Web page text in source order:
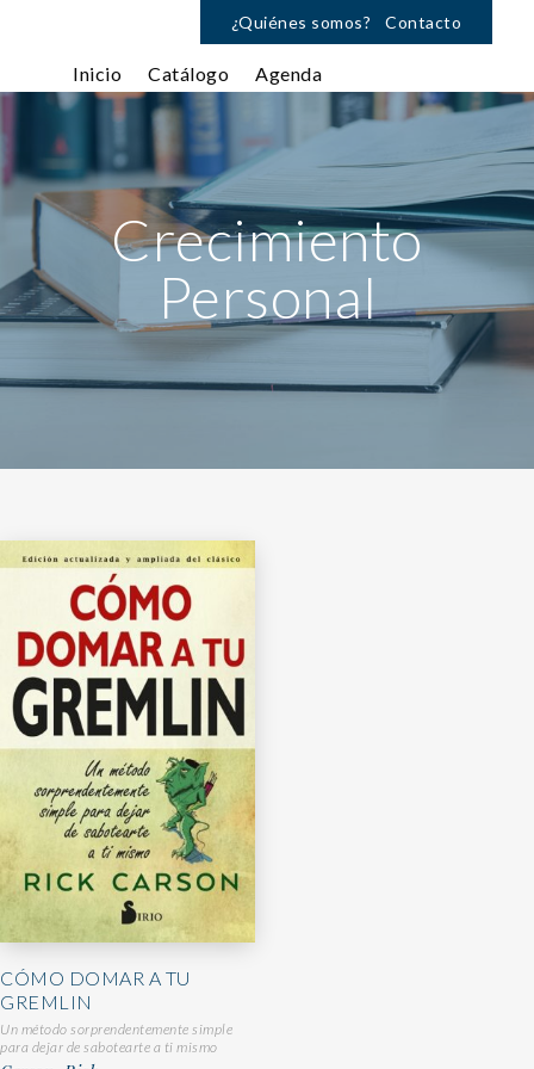
¿Quiénes somos? Contacto
Inicio Catálogo Agenda
Crecimiento
Personal
CÓMO DOMAR A TU
GREMLIN
Un método sorprendentemente simple
para dejar de sabotearte a ti mismo